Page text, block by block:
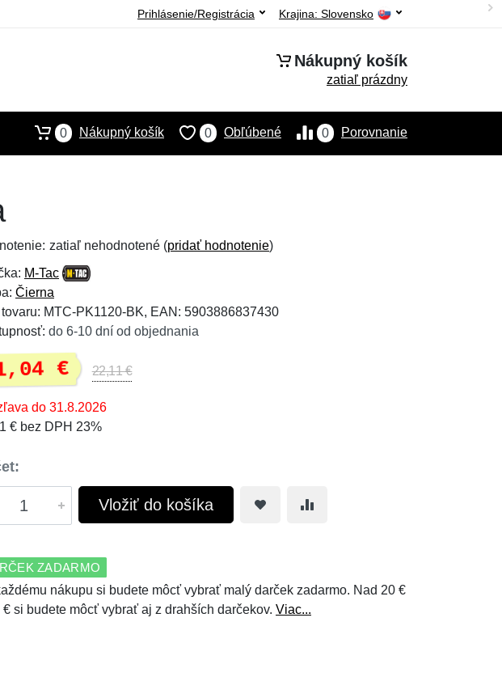
Krajina: Slovensko
Prihlásenie/Registrácia
Nákupný košík
zatiaľ prázdny
0 Porovnanie
0 Obľúbené
0 Nákupný košík
zatiaľ nehodnotené (pridať hodnotenie)
M-Tac
Čierna
tovaru: MTC-PK1120-BK, EAN: 5903886837430
do 6-10 dní od objednania
€ 22,11 €
do 31.8.2026
€ bez DPH 23%
Vložiť do košíka
ZADARMO
nákupu si budete môcť vybrať malý darček zadarmo. Nad 20 €
€ si budete môcť vybrať aj z drahších darčekov. Viac...